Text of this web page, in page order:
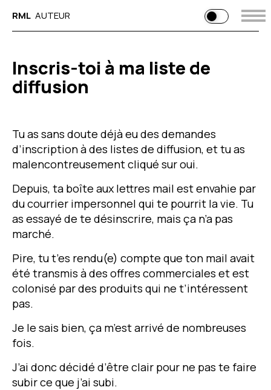
RML AUTEUR
Inscris-toi à ma liste de
diffusion
Tu as sans doute déjà eu des demandes
d’inscription à des listes de diffusion, et tu as
malencontreusement cliqué sur oui.
Depuis, ta boîte aux lettres mail est envahie par
du courrier impersonnel qui te pourrit la vie. Tu
as essayé de te désinscrire, mais ça n’a pas
marché.
Pire, tu t’es rendu(e) compte que ton mail avait
été transmis à des offres commerciales et est
colonisé par des produits qui ne t’intéressent
pas.
Je le sais bien, ça m’est arrivé de nombreuses
fois.
J’ai donc décidé d’être clair pour ne pas te faire
subir ce que j’ai subi.